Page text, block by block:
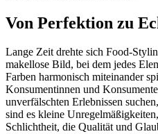
Von Perfektion zu
Lange Zeit drehte sich Food-
makellose Bild, bei dem jedes
Farben harmonisch miteinander
Konsumentinnen und
unverfälschten Erlebnissen
sind es kleine
Schlichtheit, die Qualität und